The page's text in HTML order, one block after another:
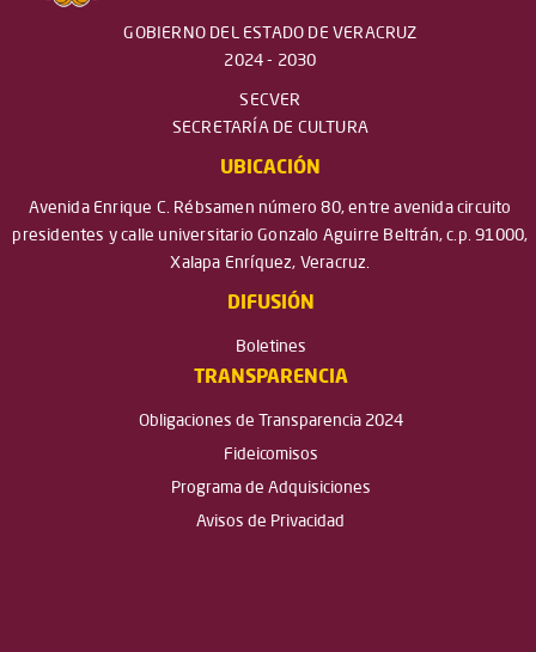
GOBIERNO DEL ESTADO DE VERACRUZ
2024 - 2030
SECVER
SECRETARÍA DE CULTURA
UBICACIÓN
Avenida Enrique C. Rébsamen número 80, entre avenida circuito
presidentes y calle universitario Gonzalo Aguirre Beltrán, c.p. 91000,
Xalapa Enríquez, Veracruz.
DIFUSIÓN
Boletines
TRANSPARENCIA
Obligaciones de Transparencia 2024
Fideicomisos
Programa de Adquisiciones
Avisos de Privacidad